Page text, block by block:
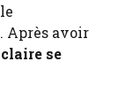
Après avoir
se